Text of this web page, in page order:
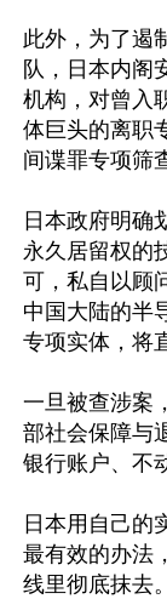
此外，为了遏
队，日本内阁
机构，对曾入
体巨头的离职
间谍罪专项筛
日本政府明确
永久居留权的
可，私自以顾
中国大陆的半
专项实体，将
一旦被查涉案
部社会保障与
银行账户、不
日本用自己的
最有效的办法
线里彻底抹去。